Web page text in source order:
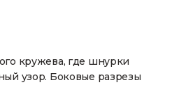
кружева, где шнурки
узор. Боковые разрезы